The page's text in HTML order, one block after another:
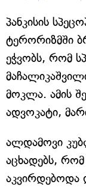
პანკისის
ტერორიზმში
ეჭვობს, რომ
მოკლა. ამის
ადვოკატი,
ალდამოვი
აცხადებს, რომ
აკვირდებოდა